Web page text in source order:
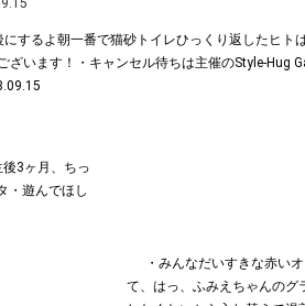
3ヶ月、ちっ
・遊んでほし
・みんなだいすきな赤い
て、はっ、ふみえちゃんのグ